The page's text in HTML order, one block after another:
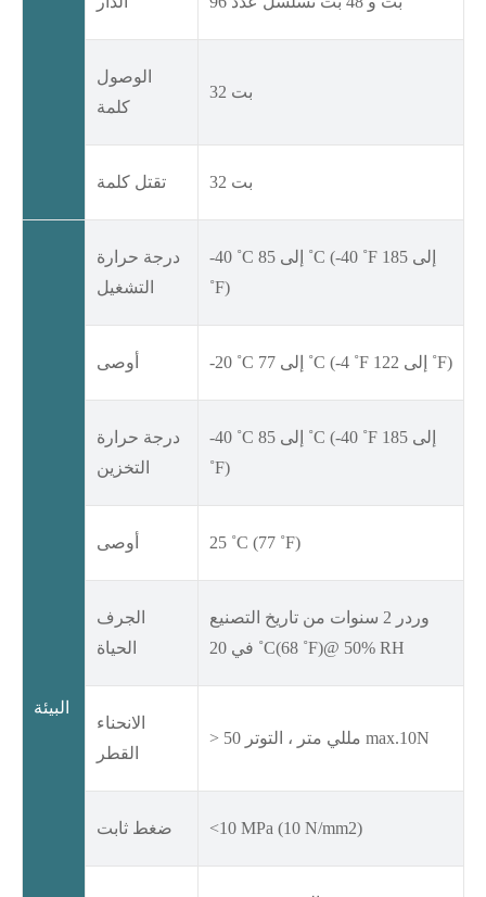
الوصول
كلمة
32 بت
تقتل كلمة 32 بت
البيئة
درجة حرارة
التشغيل
-40 ˚C إلى 85 ˚C (-40 ˚F إلى 185
˚F)
أوصى -20 ˚C إلى 77 ˚C (-4 ˚F إلى 122 ˚F)
درجة حرارة
التخزين
-40 ˚C إلى 85 ˚C (-40 ˚F إلى 185
˚F)
أوصى 25 ˚C (77 ˚F)
الجرف
الحياة
وردر 2 سنوات من تاريخ التصنيع
في 20 ˚C(68 ˚F)@ 50% RH
الانحناء
القطر
> 50 مللي متر ، التوتر max.10N
ضغط ثابت <10 MPa (10 N/mm2)